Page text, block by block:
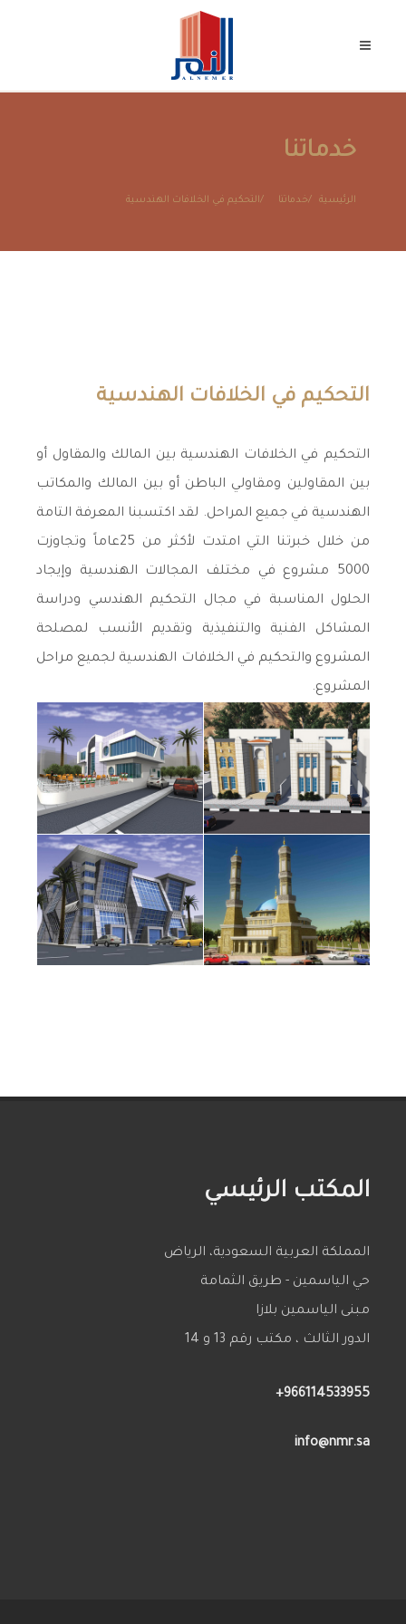
خدماتنا
الرئيسية خدماتنا التحكيم في الخلافات الهندسية
التحكيم في الخلافات الهندسية
التحكيم في الخلافات الهندسية بين المالك والمقاول أو
بين المقاولين ومقاولي الباطن أو بين المالك والمكاتب
الهندسية في جميع المراحل. لقد اكتسبنا المعرفة التامة
من خلال خبرتنا التي امتدت لأكثر من 25عاماً وتجاوزت
5000 مشروع في مختلف المجالات الهندسية وإيجاد
الحلول المناسبة في مجال التحكيم الهندسي ودراسة
المشاكل الفنية والتنفيذية وتقديم الأنسب لمصلحة
المشروع والتحكيم في الخلافات الهندسية لجميع مراحل
المشروع.
المكتب الرئيسي
المملكة العربية السعودية، الرياض
حي الياسمين - طريق الثمامة
مبنى الياسمين بلازا
الدور الثالث ، مكتب رقم 13 و 14
966114533955+
info@nmr.sa